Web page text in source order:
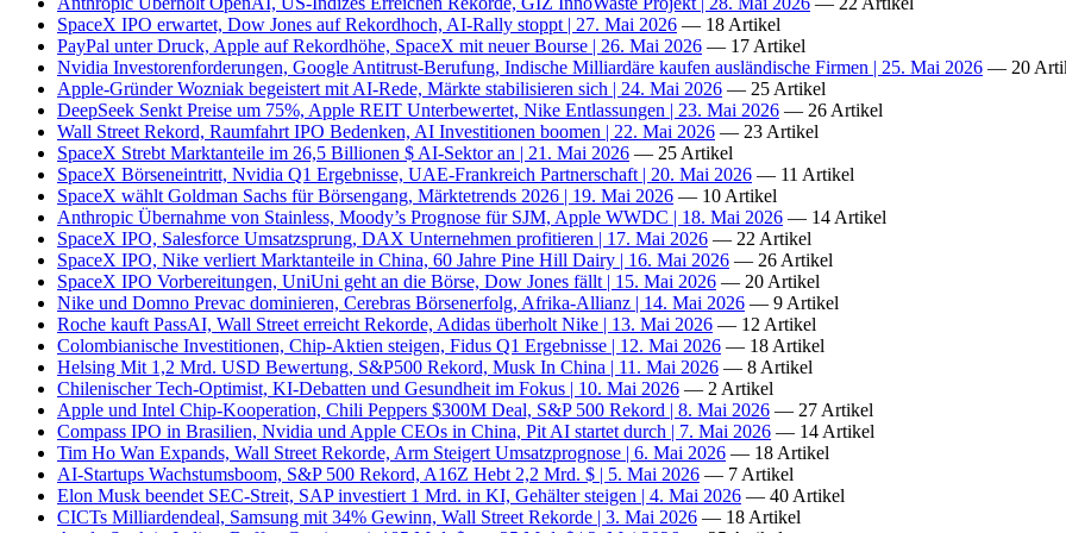
SpaceX IPO erwartet, Dow Jones auf Rekordhoch, AI-Rally stoppt | 27. Mai 2026 — 18 Artikel
PayPal unter Druck, Apple auf Rekordhöhe, SpaceX mit neuer Bourse | 26. Mai 2026 — 17 Artikel
Nvidia Investorenforderungen, Google Antitrust-Berufung, Indische Milliardäre kaufen ausländische Firmen | 25. Mai 2026 — 20
Apple-Gründer Wozniak begeistert mit AI-Rede, Märkte stabilisieren sich | 24. Mai 2026 — 25 Artikel
DeepSeek Senkt Preise um 75%, Apple REIT Unterbewertet, Nike Entlassungen | 23. Mai 2026 — 26 Artikel
Wall Street Rekord, Raumfahrt IPO Bedenken, AI Investitionen boomen | 22. Mai 2026 — 23 Artikel
SpaceX Strebt Marktanteile im 26,5 Billionen $ AI-Sektor an | 21. Mai 2026 — 25 Artikel
SpaceX Börseneintritt, Nvidia Q1 Ergebnisse, UAE-Frankreich Partnerschaft | 20. Mai 2026 — 11 Artikel
SpaceX wählt Goldman Sachs für Börsengang, Märktetrends 2026 | 19. Mai 2026 — 10 Artikel
Anthropic Übernahme von Stainless, Moody’s Prognose für SJM, Apple WWDC | 18. Mai 2026 — 14 Artikel
SpaceX IPO, Salesforce Umsatzsprung, DAX Unternehmen profitieren | 17. Mai 2026 — 22 Artikel
SpaceX IPO, Nike verliert Marktanteile in China, 60 Jahre Pine Hill Dairy | 16. Mai 2026 — 26 Artikel
SpaceX IPO Vorbereitungen, UniUni geht an die Börse, Dow Jones fällt | 15. Mai 2026 — 20 Artikel
Nike und Domno Prevac dominieren, Cerebras Börsenerfolg, Afrika-Allianz | 14. Mai 2026 — 9 Artikel
Roche kauft PassAI, Wall Street erreicht Rekorde, Adidas überholt Nike | 13. Mai 2026 — 12 Artikel
Colombianische Investitionen, Chip-Aktien steigen, Fidus Q1 Ergebnisse | 12. Mai 2026 — 18 Artikel
Helsing Mit 1,2 Mrd. USD Bewertung, S&P500 Rekord, Musk In China | 11. Mai 2026 — 8 Artikel
Chilenischer Tech-Optimist, KI-Debatten und Gesundheit im Fokus | 10. Mai 2026 — 2 Artikel
Apple und Intel Chip-Kooperation, Chili Peppers $300M Deal, S&P 500 Rekord | 8. Mai 2026 — 27 Artikel
Compass IPO in Brasilien, Nvidia und Apple CEOs in China, Pit AI startet durch | 7. Mai 2026 — 14 Artikel
Tim Ho Wan Expands, Wall Street Rekorde, Arm Steigert Umsatzprognose | 6. Mai 2026 — 18 Artikel
AI-Startups Wachstumsboom, S&P 500 Rekord, A16Z Hebt 2,2 Mrd. $ | 5. Mai 2026 — 7 Artikel
Elon Musk beendet SEC-Streit, SAP investiert 1 Mrd. in KI, Gehälter steigen | 4. Mai 2026 — 40 Artikel
CICTs Milliardendeal, Samsung mit 34% Gewinn, Wall Street Rekorde | 3. Mai 2026 — 18 Artikel